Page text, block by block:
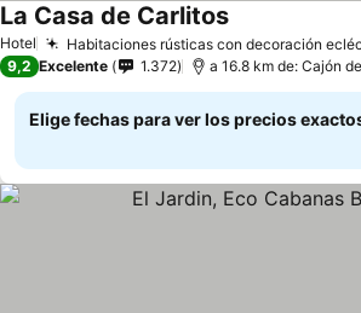
Hotel Habitaciones rústicas con decoración
La Casa de Carlitos
9,2 Excelente 1.372 a 16.8 km de: Cajón
Elige fechas para ver los precios